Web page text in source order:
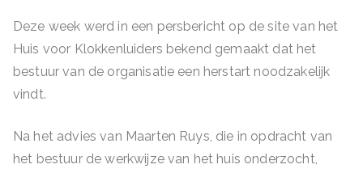
Deze week werd in een persbericht op de site van het
Huis voor Klokkenluiders bekend gemaakt dat het
bestuur van de organisatie een herstart noodzakelijk
vindt.
Na het advies van Maarten Ruys, die in opdracht van
het bestuur de werkwijze van het huis onderzocht,